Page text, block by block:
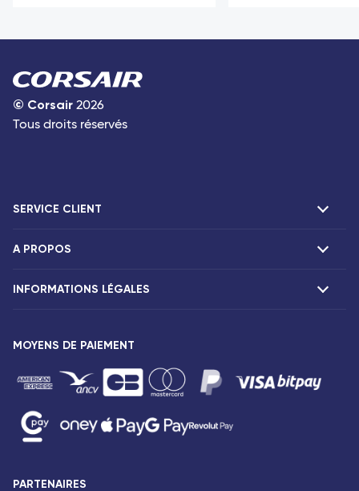
© Corsair 2026
Tous droits réservés
SERVICE CLIENT
F.A.Q et contacts
A PROPOS
Présentation
Communiqués de presse
Conditions tarifaires
Droits des passagers
Conditions générales de vente
Plan du site
INFORMATIONS LÉGALES
MOYENS DE PAIEMENT
PARTENAIRES